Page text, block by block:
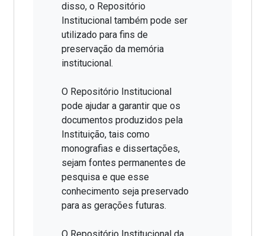
disso, o Repositório
Institucional também pode ser
utilizado para fins de
preservação da memória
institucional.
O Repositório Institucional
pode ajudar a garantir que os
documentos produzidos pela
Instituição, tais como
monografias e dissertações,
sejam fontes permanentes de
pesquisa e que esse
conhecimento seja preservado
para as gerações futuras.